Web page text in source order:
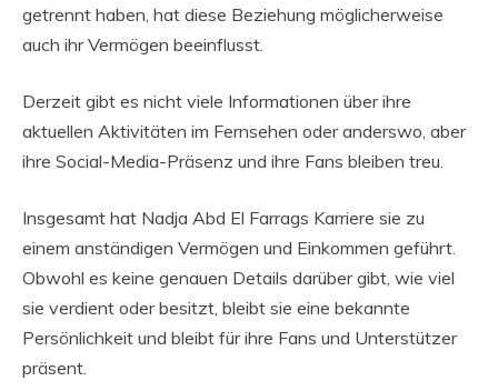
getrennt haben, hat diese Beziehung möglicherweise
auch ihr Vermögen beeinflusst.
Derzeit gibt es nicht viele Informationen über ihre
aktuellen Aktivitäten im Fernsehen oder anderswo, aber
ihre Social-Media-Präsenz und ihre Fans bleiben treu.
Insgesamt hat Nadja Abd El Farrags Karriere sie zu
einem anständigen Vermögen und Einkommen geführt.
Obwohl es keine genauen Details darüber gibt, wie viel
sie verdient oder besitzt, bleibt sie eine bekannte
Persönlichkeit und bleibt für ihre Fans und Unterstützer
präsent.